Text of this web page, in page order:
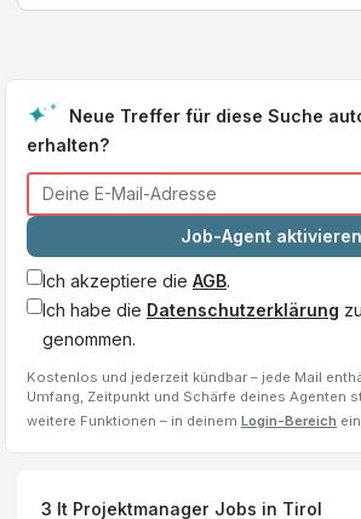
Neue Treffer für diese Suche
erhalten?
Job-Agent aktivieren
Ich akzeptiere die AGB.
Ich habe die Datenschutzerklärung
genommen.
Kostenlos und jederzeit kündbar – jede Mail
Umfang, Zeitpunkt und Schärfe deines Agenten
weitere Funktionen – in deinem Login-Bereich ein.
3 It Projektmanager Jobs in Tirol